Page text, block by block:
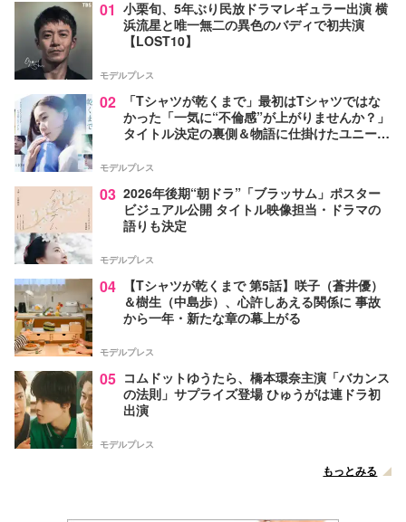
01 小栗旬、5年ぶり民放ドラマレギュラー出演 横
浜流星と唯一無二の異色のバディで初共演
【LOST10】
モデルプレス
02
「Tシャツが乾くまで」最初はTシャツではな
かった「一気に“不倫感”が上がりませんか？」
タイトル決定の裏側＆物語に仕掛けたユニーク
モデルプレス
03 2026年後期“朝ドラ”「ブラッサム」ポスター
ビジュアル公開 タイトル映像担当・ドラマの
語りも決定
モデルプレス
04
【Tシャツが乾くまで 第5話】咲子（蒼井優）
＆樹生（中島歩）、心許しあえる関係に 事故
から一年・新たな章の幕上がる
モデルプレス
05 コムドットゆうたら、橋本環奈主演「バカンス
の法則」サプライズ登場 ひゅうがは連ドラ初
出演
モデルプレス
もっとみる